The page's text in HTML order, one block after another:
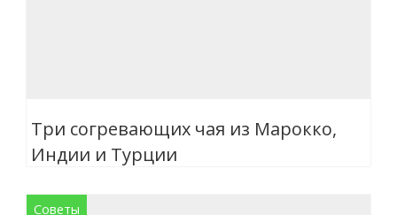
Три согревающих чая из Марокко,
Индии и Турции
Советы